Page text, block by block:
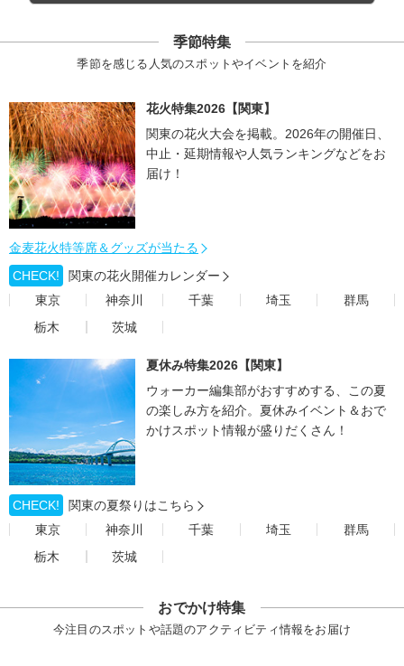
季節特集
季節を感じる人気のスポットやイベントを紹介
花火特集2026【関東】
関東の花火大会を掲載。2026年の開催日、
中止・延期情報や人気ランキングなどをお
届け！
金麦花火特等席＆グッズが当たる
CHECK!
関東の花火開催カレンダー
東京
神奈川 千葉 埼玉
群馬
栃木
茨城
夏休み特集2026【関東】
ウォーカー編集部がおすすめする、この夏
の楽しみ方を紹介。夏休みイベント＆おで
かけスポット情報が盛りだくさん！
CHECK!
関東の夏祭りはこちら
東京
神奈川 千葉 埼玉
群馬
栃木
茨城
おでかけ特集
今注目のスポットや話題のアクティビティ情報をお届け